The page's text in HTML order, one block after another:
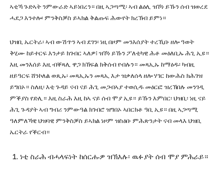
ኣቲኻ ጉድኣት ንምውራድ ኣይነበረን። በዚ ኣጋጣሚ፡ ኣብ ልዕሊ ዝኾነ ይኹን ሰብ ዝወረደ
ሓደጋ እንተሎ፡ ምንቅስቓስ ይኣክል ቅልጡፍ ሕውየት ክረኽብ ይምነ።
ህዝቢ ኤርትራ፡ ኣብ ውሽጥን ኣብ ደገን፡ ነዚ በዞም መንእሰያት ተረኺቡ ዘሎ ዓወት
ቅሂሙ ከይተርፍ እንታይ ክገብር ኣለዎ፧ ዝኾነ ይኹን ፖለቲካዊ ሕቶ መዕለቢኡ ሕጊ ኢዩ።
እዚ መንእሰይ እዚ ብቐጻሊ ዋጋ ክኸፍል ክቅሰብ የብሉን። መጻኢኡ ከማዕዱ፡ ካብዚ
ዘይዓርፍ ሸንኮለል ወጺኡ፡ መጻኢኡን መጻኢ እታ ዝቃለሰላ ዘሎ ሃገር ከውሕስ ክሕገዝ
ይግበኦ። ስለዚ፡ እቲ ጉዳይ ናብ ናይ ሕጊ መጋብኣያ ተወሲዱ መዕርፎ ዝረኽበሉ መንገዲ
ምቕያስ የድሊ። እዚ ስራሕ እዚ ከኣ ናይ ሰብ ሞያ ኢዩ። ይኹን እምበር፡ ህዝቢ፡ ነዚ ናይ
ሕጊ ጉዳያት ኣብ ግብሪ ንምውዓል ክገብሮ ዝግበኦ ኣበርክቶ ዓቢ ኢዩ። በዚ ኣጋጣሚ
ዓለምለኻዊ ህዝባዊ ምንቅስቓስ ይኣክል ነዞም ዝስዕቡ ምሕጽንታት ናብ መላእ ህዝቢ
ኤርትራ የቕርብ።
ነቲ ስራሕ ብሓላፍነት ከሰርሑዎ ዝኽእሉ፡ ዉፉያት ሰብ ሞያ ምሕራይ።